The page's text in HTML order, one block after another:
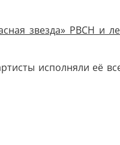
звезда» РВСН и
исполняли её